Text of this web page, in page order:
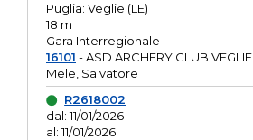
Puglia: Veglie (LE)
18 m
Gara Interregionale
16101 - ASD ARCHERY CLUB VEGLIE
Mele, Salvatore
R2618002
dal: 11/01/2026
al: 11/01/2026